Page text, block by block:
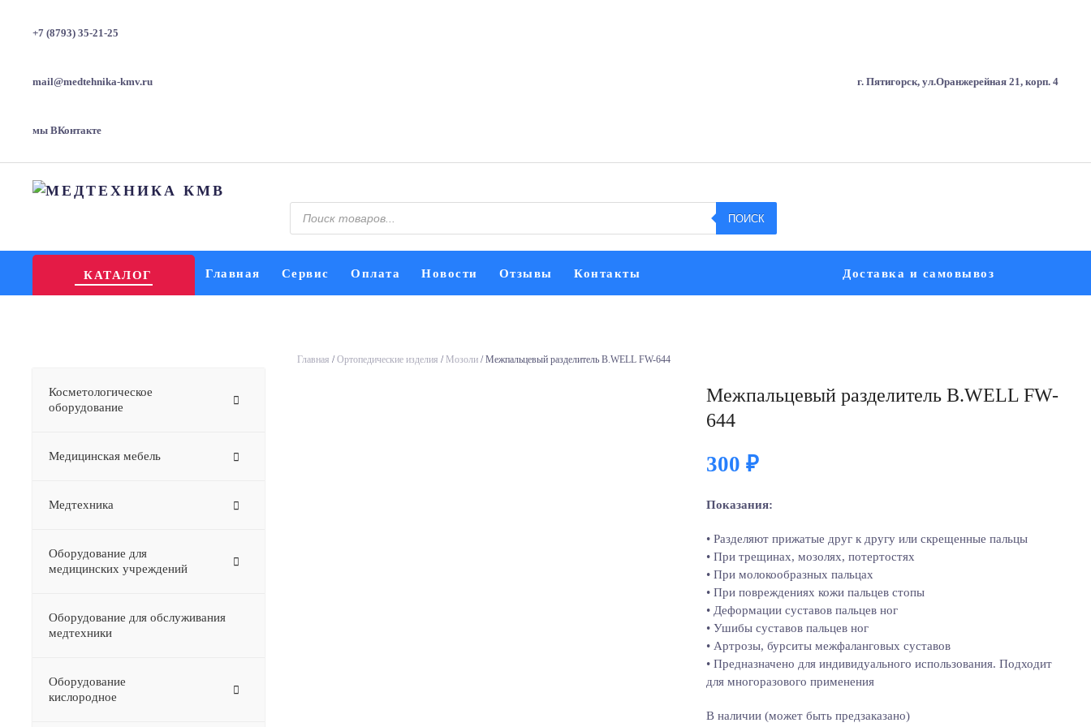
+7 (8793) 35-21-25
mail@medtehnika-kmv.ru
мы ВКонтакте
г. Пятигорск, ул.Оранжерейная 21, корп. 4
Поиск
товаров
ПОИСК
КАТАЛОГ Главная Сервис Оплата Новости Отзывы Контакты Доставка и самовывоз
Главная /Ортопедические изделия / Мозоли / Межпальцевый разделитель B.WELL FW-644
Межпальцевый разделитель B.WELL FW-
644
300 ₽
Показания:
• Разделяют прижатые друг к другу или скрещенные пальцы
• При трещинах, мозолях, потертостях
• При молокообразных пальцах
• При повреждениях кожи пальцев стопы
• Деформации суставов пальцев ног
• Ушибы суставов пальцев ног
• Артрозы, бурситы межфаланговых суставов
• Предназначено для индивидуального использования. Подходит
для многоразового применения
В наличии (может быть предзаказано)
Косметологическое
оборудование
Медицинская мебель
Медтехника
Оборудование для
медицинских учреждений
Оборудование для обслуживания
медтехники
Оборудование
кислородное
–